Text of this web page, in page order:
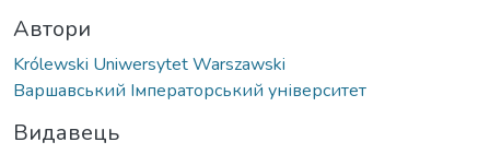
Автори
Królewski Uniwersytet Warszawski
Варшавський Імператорський університет
Видавець